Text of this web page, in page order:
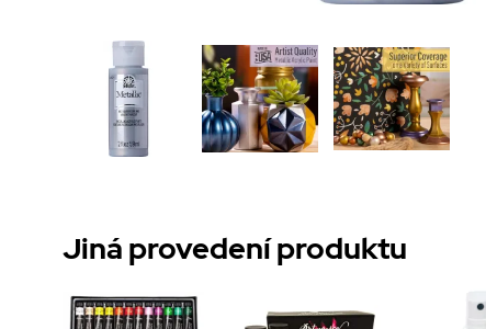
Jiná provedení produktu